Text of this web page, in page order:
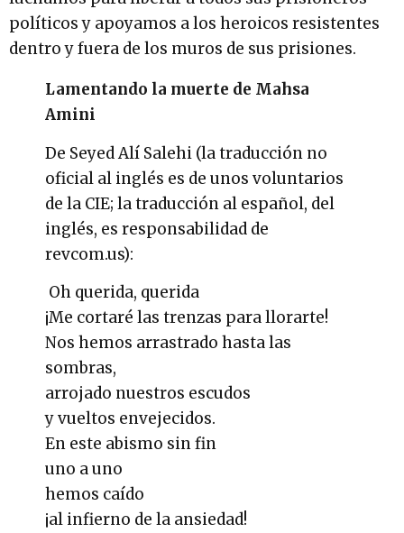
políticos y apoyamos a los heroicos resistentes
dentro y fuera de los muros de sus prisiones.
Lamentando la muerte de Mahsa
Amini
De Seyed Alí Salehi (la traducción no
oficial al inglés es de unos voluntarios
de la CIE; la traducción al español, del
inglés, es responsabilidad de
revcom.us):
Oh querida, querida
¡Me cortaré las trenzas para llorarte!
Nos hemos arrastrado hasta las
sombras,
arrojado nuestros escudos
y vueltos envejecidos.
En este abismo sin fin
uno a uno
hemos caído
¡al infierno de la ansiedad!